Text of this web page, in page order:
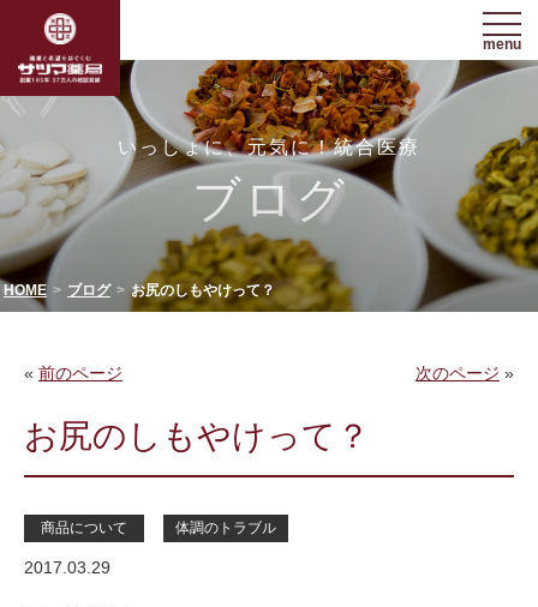
menu
いっしょに、元気に！統合医療
ブログ
HOME ブログ お尻のしもやけって？
« 前のページ 次のページ »
お尻のしもやけって？
商品について 体調のトラブル
2017.03.29